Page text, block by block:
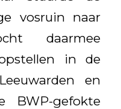
vosruin naar
daarmee
in de
en
BWP-gefokte